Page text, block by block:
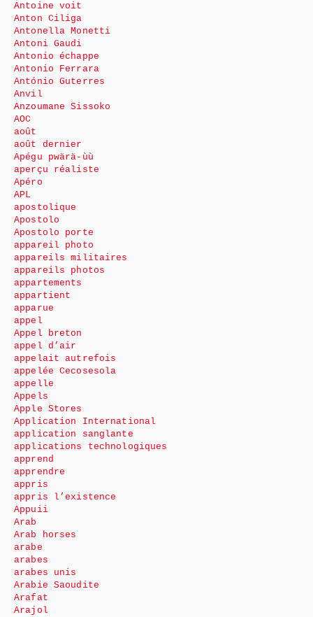
Antoine voit
Anton Ciliga
Antonella Monetti
Antoni Gaudi
Antonio échappe
Antonio Ferrara
António Guterres
Anvil
Anzoumane Sissoko
AOC
août
août dernier
Apégu pwärä-ùù
aperçu réaliste
Apéro
APL
apostolique
Apostolo
Apostolo porte
appareil photo
appareils militaires
appareils photos
appartements
appartient
apparue
appel
Appel breton
appel d’air
appelait autrefois
appelée Cecosesola
appelle
Appels
Apple Stores
Application International
application sanglante
applications technologiques
apprend
apprendre
appris
appris l’existence
Appuii
Arab
Arab horses
arabe
arabes
arabes unis
Arabie Saoudite
Arafat
Arajol